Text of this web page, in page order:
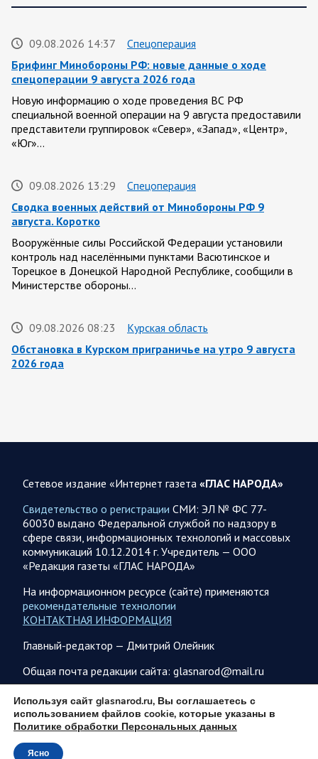
09.08.2026 14:37
Спецоперация
Брифинг Минобороны РФ: новые данные о ходе
спецоперации 9 августа 2026 года
Новую информацию о ходе проведения ВС РФ
специальной военной операции на 9 августа предоставили
представители группировок «Север», «Запад», «Центр»,
«Юг»…
09.08.2026 13:29
Спецоперация
Сводка военных действий от Минобороны РФ 9
августа. Коротко
Вооружённые силы Российской Федерации установили
контроль над населёнными пунктами Васютинское и
Торецкое в Донецкой Народной Республике, сообщили в
Министерстве обороны…
09.08.2026 08:23
Курская область
Обстановка в Курском приграничье на утро 9 августа
2026 года
08.08.2026 20:10
Украина
Олег Царев об Украине 8 августа
Зеленский совершает первый за время пребывания у власти
визит в Сербию. На пресс-конференции президент этой
страны Вучич воздержался от прямых…
08.08.2026 12:35
Спецоперация
спецоперации 8 августа 2026 года
Новую информацию о ходе проведения ВС РФ
специальной военной операции на 8 августа предоставили
представители группировок «Север», «Запад», «Центр»,
«Юг»…
Сетевое издание «Интернет газета «ГЛАС НАРОДА»
Свидетельство о регистрации СМИ: ЭЛ № ФС 77-
60030 выдано Федеральной службой по надзору в
сфере связи, информационных технологий и массовых
коммуникаций 10.12.2014 г. Учредитель — ООО
«Редакция газеты «ГЛАС НАРОДА»
На информационном ресурсе (сайте) применяются
рекомендательные технологии
КОНТАКТНАЯ ИНФОРМАЦИЯ
Главный-редактор — Дмитрий Олейник
Общая почта редакции сайта: glasnarod@mail.ru
ПОДПИСКА
Используя сайт glasnarod.ru, Вы соглашаетесь с
использованием файлов cookie, которые указаны в
Политике обработки Персональных данных
Ясно